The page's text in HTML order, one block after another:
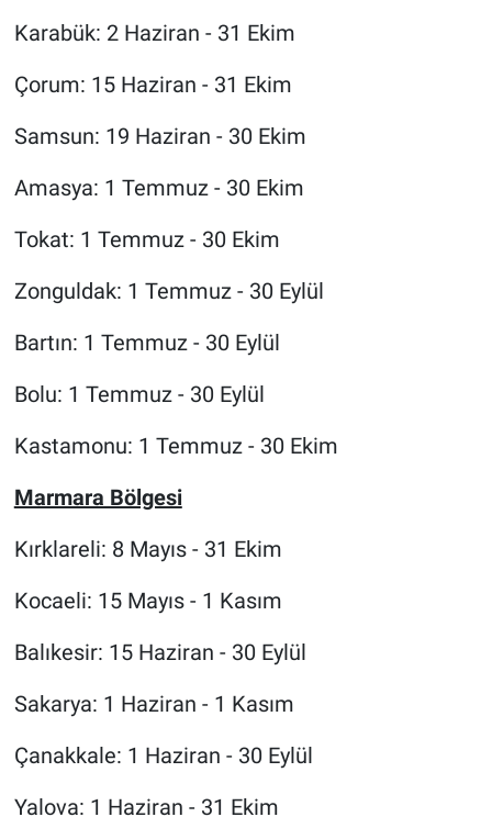
Karabük: 2 Haziran - 31 Ekim
Çorum: 15 Haziran - 31 Ekim
Samsun: 19 Haziran - 30 Ekim
Amasya: 1 Temmuz - 30 Ekim
Tokat: 1 Temmuz - 30 Ekim
Zonguldak: 1 Temmuz - 30 Eylül
Bartın: 1 Temmuz - 30 Eylül
Bolu: 1 Temmuz - 30 Eylül
Kastamonu: 1 Temmuz - 30 Ekim
Marmara Bölgesi
Kırklareli: 8 Mayıs - 31 Ekim
Kocaeli: 15 Mayıs - 1 Kasım
Balıkesir: 15 Haziran - 30 Eylül
Sakarya: 1 Haziran - 1 Kasım
Çanakkale: 1 Haziran - 30 Eylül
Yalova: 1 Haziran - 31 Ekim